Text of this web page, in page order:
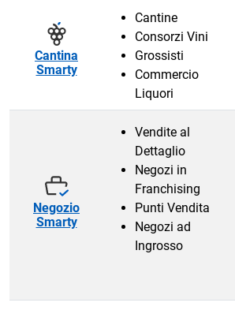
Cantina
Smarty
Cantine
Consorzi Vini
Grossisti
Commercio
Liquori
Negozio
Smarty
Vendite al
Dettaglio
Negozi in
Franchising
Punti Vendita
Negozi ad
Ingrosso